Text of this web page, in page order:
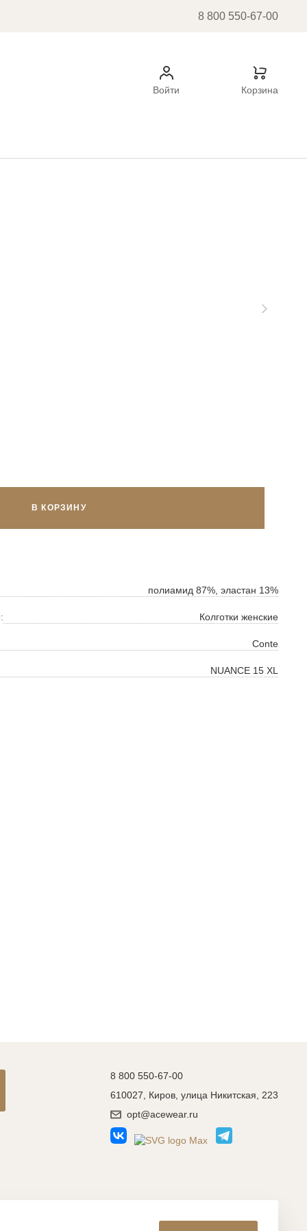
8 800 550-67-00
Войти Корзина
В КОРЗИНУ
полиамид 87%, эластан 13%
Колготки женские
Conte
NUANCE 15 XL
8 800 550-67-00
610027, Киров, улица Никитская, 223
opt@acewear.ru